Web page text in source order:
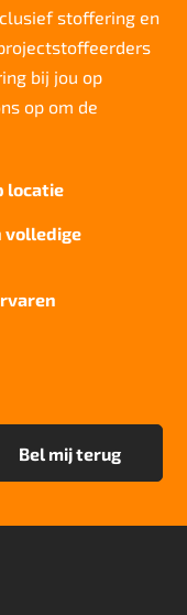
stoffering en
bij jou op
op om de
locatie
volledige